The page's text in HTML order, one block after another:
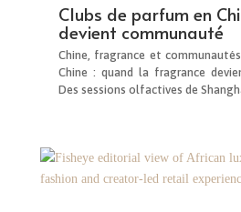
Clubs de parfum en
devient communauté
Chine, fragrance et
Chine : quand la fragrance
Des sessions olfactives de